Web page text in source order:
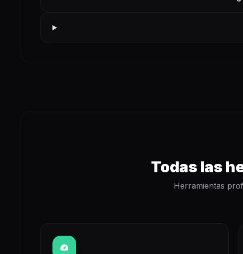
Todas las
Herramientas
speed